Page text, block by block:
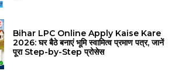
Bihar LPC Online Apply Kaise Kare
2026: घर बैठे बनाएं भूमि स्वामित्व प्रमाण पत्र, जानें
पूरा Step-by-Step प्रोसेस